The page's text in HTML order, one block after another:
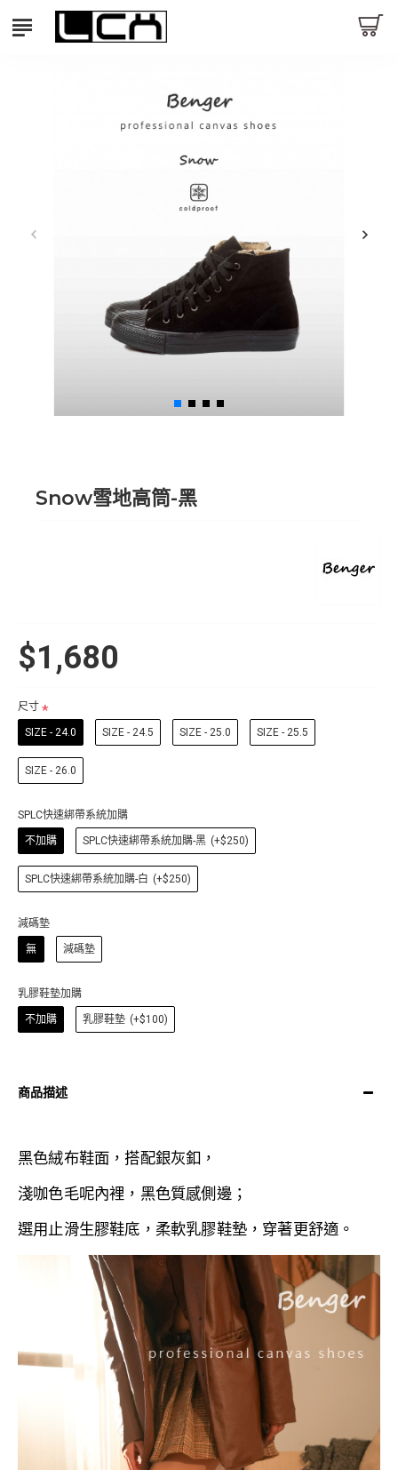
Snow雪地高筒-黑
$1,680
尺寸
SIZE - 24.0 SIZE - 24.5 SIZE - 25.0 SIZE - 25.5
SIZE - 26.0
SPLC快速綁帶系統加購
不加購 SPLC快速綁帶系統加購-黑 (+$250)
SPLC快速綁帶系統加購-白 (+$250)
減碼墊
無 減碼墊
乳膠鞋墊加購
不加購 乳膠鞋墊 (+$100)
商品描述
黑色絨布鞋面，搭配銀灰釦，
淺咖色毛呢內裡，黑色質感側邊；
選用止滑生膠鞋底， 柔軟乳膠鞋墊，穿著更舒適 。